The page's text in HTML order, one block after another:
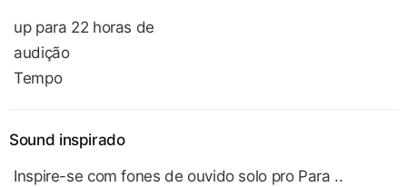
up para 22 horas de
audição
Tempo
Sound inspirado
Inspire-se com fones de ouvido solo pro Para ..